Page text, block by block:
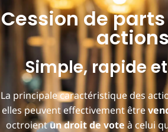
Cession de
Simple, rapide
La principale caractéristique des
elles peuvent effectivement être
octroientun droit de vote à celui